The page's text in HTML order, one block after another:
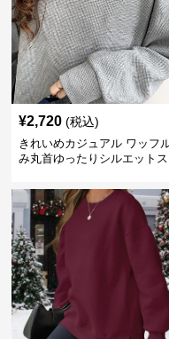
¥2,720 (税込)
きれいめカジュアル ワッフ
み丸首ゆったりシルエット